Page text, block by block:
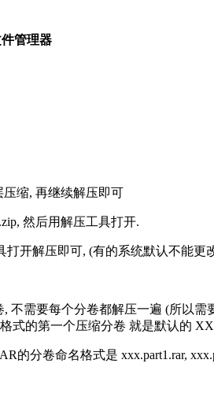
管理器
缩, 再继续解压即可
然后用解压工具打开.
开解压即可, (有的系统默认不能
需要每个分卷都解压一遍 (所以
式的第一个压缩分卷 就是默认的
分卷命名格式是 xxx.part1.rar,